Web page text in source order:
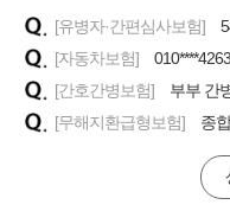
#무해
#바뀌
[유병자·간편심사보험]
[자동차보험]
[간호간병보험]
부부 간
[무해지환급형보험]
종